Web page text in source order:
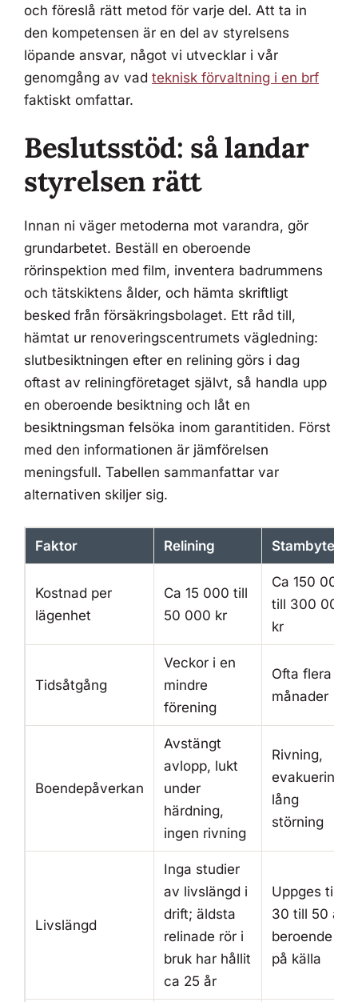
och föreslå rätt metod för varje del. Att ta in
den kompetensen är en del av styrelsens
löpande ansvar, något vi utvecklar i vår
genomgång av vad teknisk förvaltning i en brf
faktiskt omfattar.
Beslutsstöd: så landar
styrelsen rätt
Innan ni väger metoderna mot varandra, gör
grundarbetet. Beställ en oberoende
rörinspektion med film, inventera badrummens
och tätskiktens ålder, och hämta skriftligt
besked från försäkringsbolaget. Ett råd till,
hämtat ur renoveringscentrumets vägledning:
slutbesiktningen efter en relining görs i dag
oftast av reliningföretaget självt, så handla upp
en oberoende besiktning och låt en
besiktningsman felsöka inom garantitiden. Först
med den informationen är jämförelsen
meningsfull. Tabellen sammanfattar var
alternativen skiljer sig.
Faktor Relining Stambyte
Kostnad per
lägenhet
Ca 15 000 till
50 000 kr
Ca 150 000
till 300 000
kr
Tidsåtgång
Veckor i en
mindre
förening
Ofta flera
månader
Boendepåverkan
Avstängt
avlopp, lukt
under
härdning,
ingen rivning
Rivning,
evakuering,
lång
störning
Livslängd
Inga studier
av livslängd i
drift; äldsta
relinade rör i
bruk har hållit
ca 25 år
Uppges till
30 till 50 år
beroende
på källa